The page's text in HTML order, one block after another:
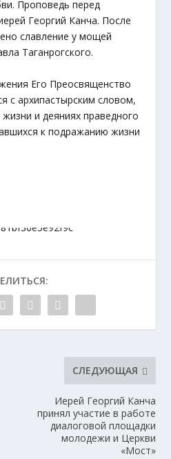
Проповедь перед
Георгий Канча. После
славление у мощей
Таганрогского.
Его Преосвященство
с архипастырским словом,
и деяниях праведного
к подражанию жизни
СЛЕДУЮЩАЯ
Иерей Георгий Канча
принял участие в работе
диалоговой площадки
молодежи и Церкви
«Мост»